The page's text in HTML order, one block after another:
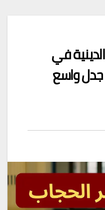
في
جدل واسع